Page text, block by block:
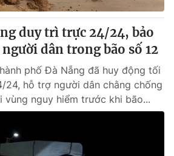
Vươn mình bằng AI
English
duy trì trực 24/24, bảo
dân trong bão số 12
phố Đà Nẵng đã huy động tối
24, hỗ trợ người dân chằng chống
vùng nguy hiểm trước khi bão...